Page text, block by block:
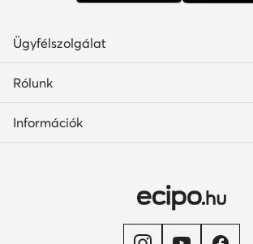
Ügyfélszolgálat
Rólunk
Információk